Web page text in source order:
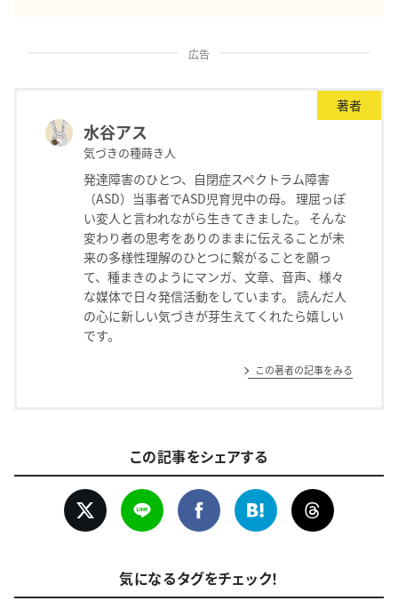
広告
著者
水谷アス
気づきの種蒔き人
発達障害のひとつ、自閉症スペクトラム障害
（ASD）当事者でASD児育児中の母。 理屈っぽ
い変人と言われながら生きてきました。 そんな
変わり者の思考をありのままに伝えることが未
来の多様性理解のひとつに繋がることを願っ
て、種まきのようにマンガ、文章、音声、様々
な媒体で日々発信活動をしています。 読んだ人
の心に新しい気づきが芽生えてくれたら嬉しい
です。
この著者の記事をみる
この記事をシェアする
気になるタグをチェック！